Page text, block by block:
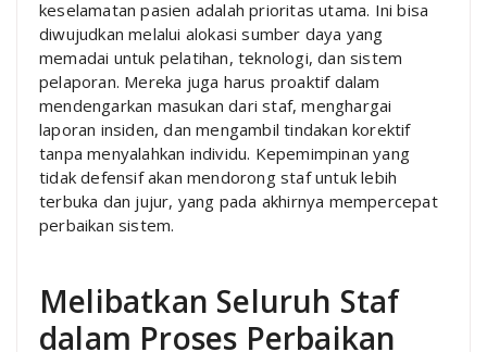
keselamatan pasien adalah prioritas utama. Ini bisa
diwujudkan melalui alokasi sumber daya yang
memadai untuk pelatihan, teknologi, dan sistem
pelaporan. Mereka juga harus proaktif dalam
mendengarkan masukan dari staf, menghargai
laporan insiden, dan mengambil tindakan korektif
tanpa menyalahkan individu. Kepemimpinan yang
tidak defensif akan mendorong staf untuk lebih
terbuka dan jujur, yang pada akhirnya mempercepat
perbaikan sistem.
Melibatkan Seluruh Staf
dalam Proses Perbaikan